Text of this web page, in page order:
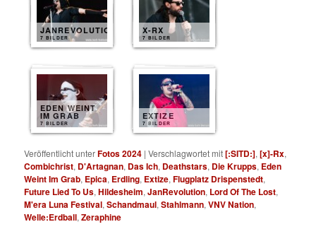
JANREVOLUTION
7 BILDER
X-RX
7 BILDER
EDEN WEINT
IM GRAB
7 BILDER
EXTIZE
7 BILDER
Veröffentlicht unterFotos 2024 |Verschlagwortet mit[:SITD:],[x]-Rx,
Combichrist, D'Artagnan, Das Ich, Deathstars, Die Krupps, Eden
Weint Im Grab, Epica, Erdling, Extize,Flugplatz Drispenstedt,
Future Lied To Us,Hildesheim,JanRevolution, Lord Of The Lost,
M'era Luna Festival,Schandmaul,Stahlmann,VNV Nation,
Welle:Erdball,Zeraphine